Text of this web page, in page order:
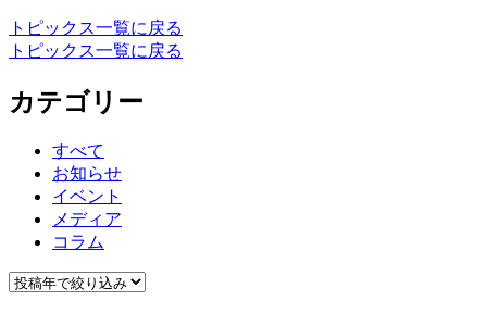
トピックス一覧に戻る
トピックス一覧に戻る
カテゴリー
すべて
お知らせ
イベント
メディア
コラム